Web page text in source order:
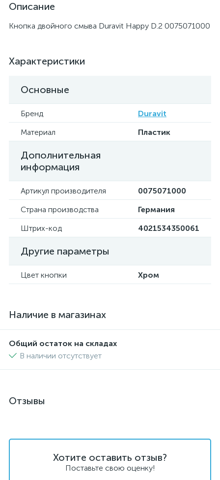
Описание
Кнопка двойного смыва Duravit Happy D.2 0075071000
Характеристики
Основные
Бренд
Duravit
Материал
Пластик
Дополнительная
информация
Артикул производителя
0075071000
Страна производства
Германия
Штрих-код
4021534350061
Другие параметры
Цвет кнопки Хром
Наличие в магазинах
Общий остаток на складах
В наличии отсутствует
Отзывы
Хотите оставить отзыв?
Поставьте свою оценку!